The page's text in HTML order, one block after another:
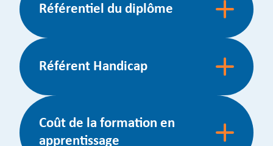
Référentiel du diplôme
Référent Handicap
Coût de la formation en
apprentissage